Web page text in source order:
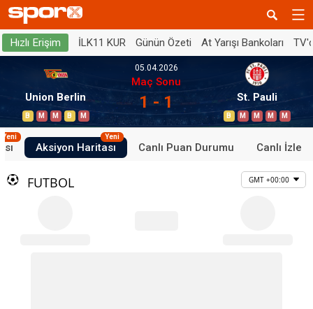
Hızlı Erişim İLK11 KUR Günün Özeti At Yarışı Bankoları
Union Berlin
B M M B M
05.04.2026
Maç Sonu
1 - 1 St. Pauli
B M M M M
Yeni
Aksiyon Haritası
Yeni
Canlı Puan Durumu Canlı İzle
FUTBOL GMT +00:00